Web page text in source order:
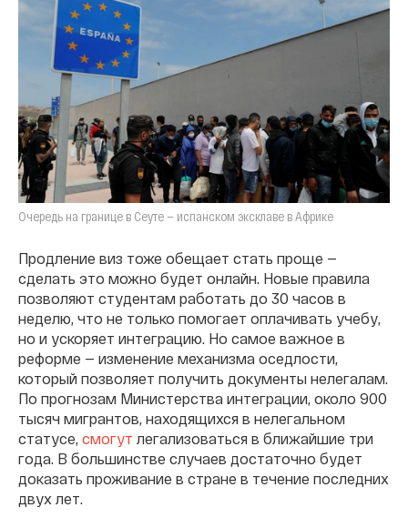
Очередь на границе в Сеуте — испанском эксклаве в Африке
Продление виз тоже обещает стать проще —
сделать это можно будет онлайн. Новые правила
позволяют студентам работать до 30 часов в
неделю, что не только помогает оплачивать учебу,
но и ускоряет интеграцию. Но самое важное в
реформе — изменение механизма оседлости,
который позволяет получить документы нелегалам.
По прогнозам Министерства интеграции, около 900
тысяч мигрантов, находящихся в нелегальном
статусе, смогут легализоваться в ближайшие три
года. В большинстве случаев достаточно будет
доказать проживание в стране в течение последних
двух лет.